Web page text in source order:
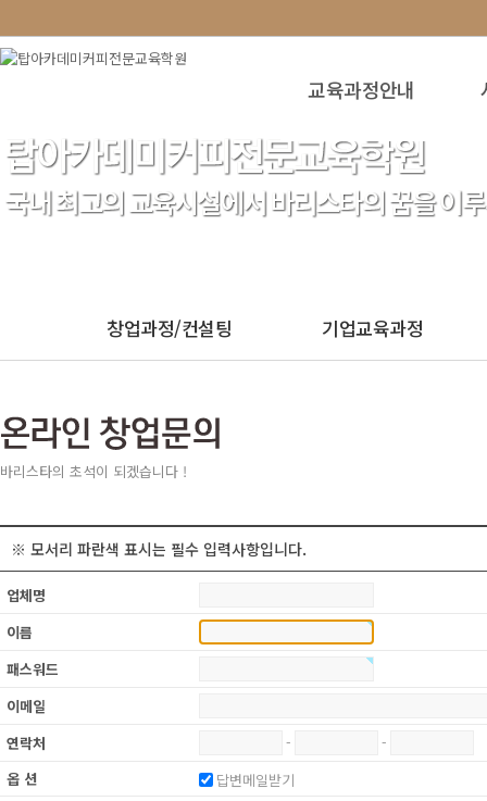
교육과정안내
창업과정/컨설팅 기업교육과정
바리스타의 초석이 되겠습니다 !
※ 모서리 파란색 표시는 필수 입력사항입니다.
업체명
이름
패스워드
이메일
연락처
-
-
옵 션
답변메일받기